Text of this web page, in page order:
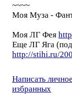
~~~~
Моя Муза -
Моя ЛГ Фея
Еще ЛГ Яга (под
http://stihi.ru/
Написать
избранных